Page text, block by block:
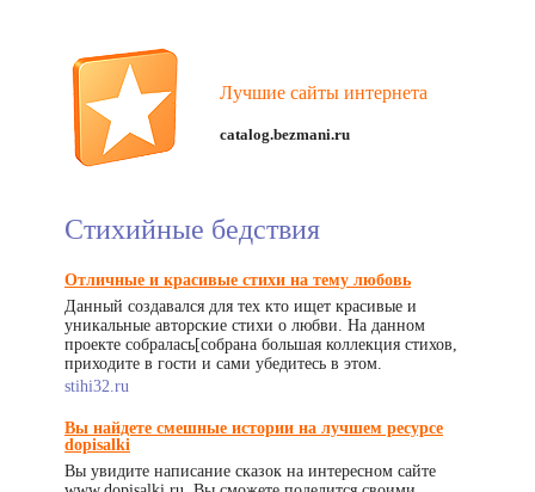
Лучшие сайты интернета
catalog.bezmani.ru
Стихийные бедствия
Отличные и красивые стихи на тему любовь
Данный создавался для тех кто ищет красивые и
уникальные авторские стихи о любви. На данном
проекте собралась[собрана большая коллекция стихов,
приходите в гости и сами убедитесь в этом.
stihi32.ru
Вы найдете смешные истории на лучшем ресурсе
dopisalki
Вы увидите написание сказок на интересном сайте